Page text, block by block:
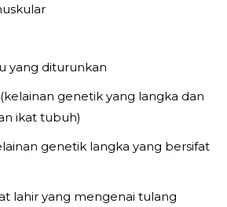
yang diturunkan
genetik yang langka dan
ikat tubuh)
genetik langka yang bersifat
lahir yang mengenai tulang